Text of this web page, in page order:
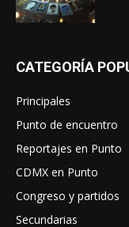
CATEGORÍA
Principales
Punto de encuentro
Reportajes en Punto
CDMX en Punto
Congreso y partidos
Secundarias